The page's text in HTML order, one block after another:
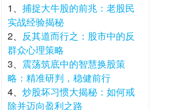
1、 捕捉大牛股的前兆：老股民
实战经验揭秘
2、 反其道而行之：股市中的反
群众心理策略
3、 震荡筑底中的智慧换股策
略：精准研判，稳健前行
4、 炒股坏习惯大揭秘：如何戒
除并迈向盈利之路